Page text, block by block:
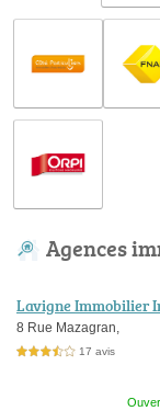
Agences
Lavigne Immobilier
al
8 Rue Mazagran,
3,5 étoiles sur 5 17 avis